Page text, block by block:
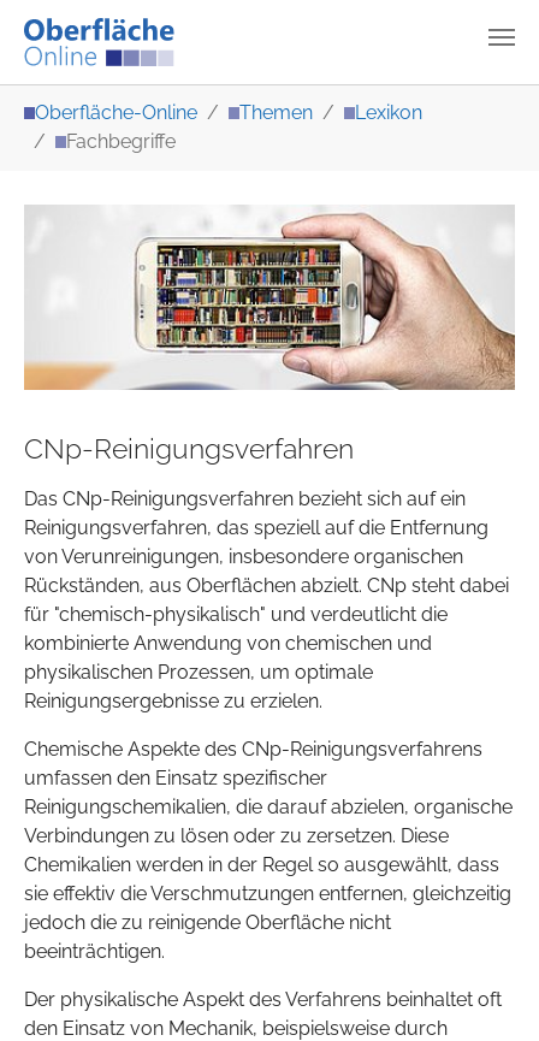
Oberfläche-Online Themen
Lexikon
Fachbegriffe
CNp-Reinigungsverfahren
Das CNp-Reinigungsverfahren bezieht sich auf ein
Reinigungsverfahren, das speziell auf die Entfernung
von Verunreinigungen, insbesondere organischen
Rückständen, aus Oberflächen abzielt. CNp steht dabei
für "chemisch-physikalisch" und verdeutlicht die
kombinierte Anwendung von chemischen und
physikalischen Prozessen, um optimale
Reinigungsergebnisse zu erzielen.
Chemische Aspekte des CNp-Reinigungsverfahrens
umfassen den Einsatz spezifischer
Reinigungschemikalien, die darauf abzielen, organische
Verbindungen zu lösen oder zu zersetzen. Diese
Chemikalien werden in der Regel so ausgewählt, dass
sie effektiv die Verschmutzungen entfernen, gleichzeitig
jedoch die zu reinigende Oberfläche nicht
beeinträchtigen.
Der physikalische Aspekt des Verfahrens beinhaltet oft
den Einsatz von Mechanik, beispielsweise durch